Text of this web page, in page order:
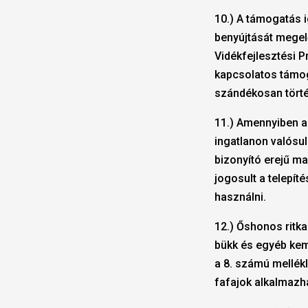
10.) A támogatás
benyújtását
Vidékfejlesztési
kapcsolatos
szándékosan
11.) Amennyiben
ingatlanon
bizonyító erejű
jogosult a
használni.
12.) Őshonos
bükk és egyéb
a 8. számú
fafajok